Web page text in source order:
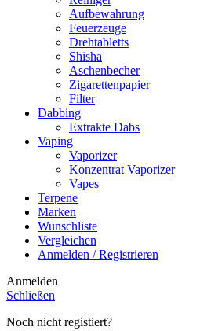
Aufbewahrung
Feuerzeuge
Drehtabletts
Shisha
Aschenbecher
Zigarettenpapier
Filter
Dabbing
Extrakte Dabs
Vaping
Vaporizer
Konzentrat Vaporizer
Vapes
Terpene
Marken
Wunschliste
Vergleichen
Anmelden / Registrieren
Anmelden
Schließen
Noch nicht registiert?